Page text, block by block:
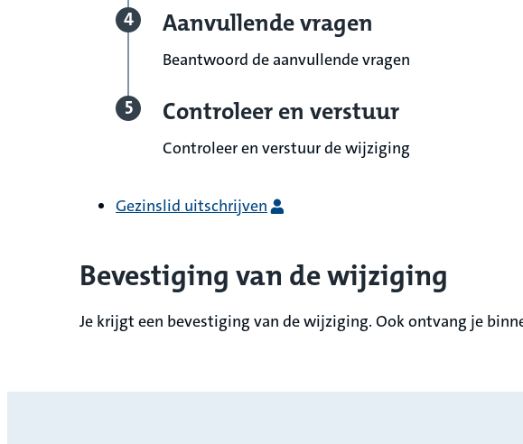
Aanvullende vragen
Beantwoord de aanvullende vragen
Controleer en verstuur
Controleer en verstuur de wijziging
Gezinslid uitschrijven
Bevestiging van de wijziging
Je krijgt een bevestiging van de wijziging. Ook ontvang je